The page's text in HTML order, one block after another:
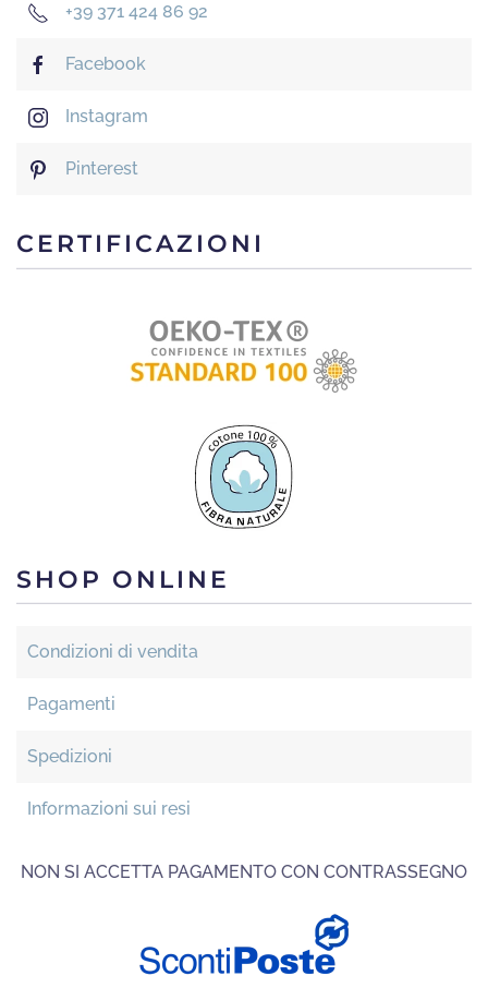
+39 371 424 86 92
Facebook
Instagram
Pinterest
CERTIFICAZIONI
SHOP ONLINE
Condizioni di vendita
Pagamenti
Spedizioni
Informazioni sui resi
NON SI ACCETTA PAGAMENTO CON CONTRASSEGNO